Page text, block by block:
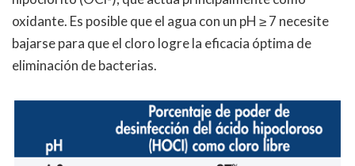
oxidante. Es posible que el agua con un pH ≥ 7 necesite
bajarse para que el cloro logre la eficacia óptima de
eliminación de bacterias.